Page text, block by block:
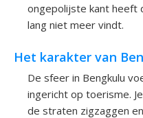
ongepolijste kant heeft
lang niet meer vindt.
Het karakter van
De sfeer in Bengkulu
ingericht op toerisme.
de straten zigzaggen